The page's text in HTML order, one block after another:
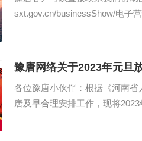
sxt.gov.cn/businessShow/电子
豫唐网络关于2023年元旦
各位豫唐小伙伴：根据《河南
唐及早合理安排工作，现将